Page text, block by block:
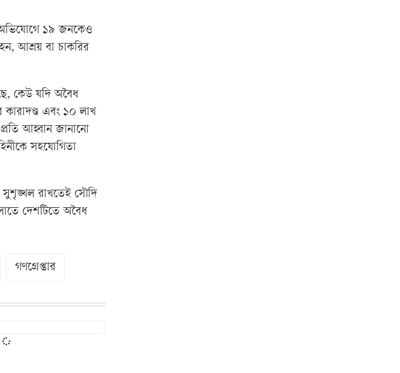
অভিযোগে ১৯ জনকেও
আশ্রয় বা চাকরির
কেউ যদি অবৈধ
কারাদণ্ড এবং ১০ লাখ
আহ্বান জানানো
সহযোগিতা
সুশৃঙ্খল রাখতেই সৌদি
দেশটিতে অবৈধ
গণগ্রেপ্তার